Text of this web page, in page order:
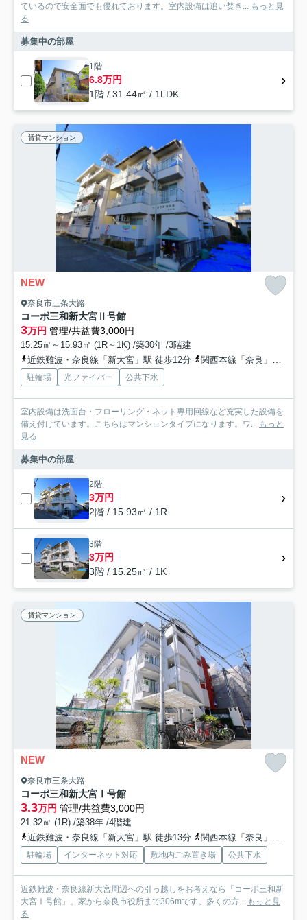
ているので安全面でも優れております。室内設備は追い焚き... もっと見
る
募集中の部屋
1階
6.8万円
1階 / 31.44㎡ / 1LDK
賃貸マンション
NEW
奈良市三条大路
コーポ三和新大宮Ⅱ号館
3万円 管理/共益費3,000円
15.25㎡～15.93㎡ (1R～1K) /築30年 /3階建
近鉄難波・奈良線「新大宮」駅 徒歩12分
関西本線「奈良」駅 徒歩22分
駐輪場 光ファイバー 公共下水
室内設備は洗面台・フローリング・ネット専用回線など充実した設備を
備え付けています。こちらはマンションタイプになります。ワ... もっと
見る
募集中の部屋
2階
3万円
2階 / 15.93㎡ / 1R
3階
3万円
3階 / 15.25㎡ / 1K
賃貸マンション
NEW
奈良市三条大路
コーポ三和新大宮Ⅰ号館
3.3万円 管理/共益費3,000円
21.32㎡ (1R) /築38年 /4階建
近鉄難波・奈良線「新大宮」駅 徒歩13分
関西本線「奈良」駅 徒歩22分
駐輪場 インターネット対応 敷地内ごみ置き場 公共下水
近鉄難波・奈良線新大宮周辺への引っ越しをお考えなら「コーポ三和新
大宮Ⅰ号館」。家から奈良市役所まで306mです。多くの方... もっと見
る